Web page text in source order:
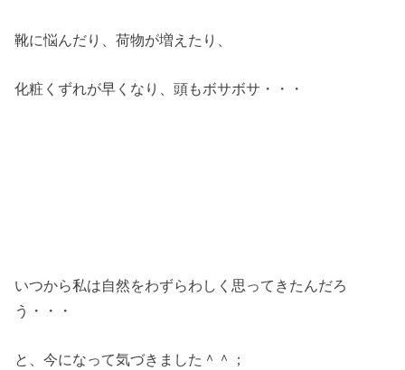
靴に悩んだり、荷物が増えたり、
化粧くずれが早くなり、頭もボサボサ・・・
いつから私は自然をわずらわしく思ってきたんだろ
う・・・
と、今になって気づきました＾＾；